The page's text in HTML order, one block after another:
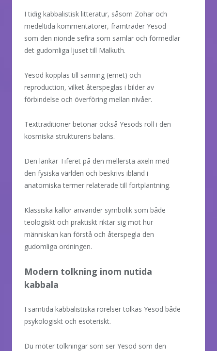
I tidig kabbalistisk litteratur, såsom Zohar och
medeltida kommentatorer, framträder Yesod
som den nionde sefira som samlar och förmedlar
det gudomliga ljuset till Malkuth.
Yesod kopplas till sanning (emet) och
reproduction, vilket återspeglas i bilder av
förbindelse och överföring mellan nivåer.
Texttraditioner betonar också Yesods roll i den
kosmiska strukturens balans.
Den länkar Tiferet på den mellersta axeln med
den fysiska världen och beskrivs ibland i
anatomiska termer relaterade till fortplantning.
Klassiska källor använder symbolik som både
teologiskt och praktiskt riktar sig mot hur
människan kan förstå och återspegla den
gudomliga ordningen.
Modern tolkning inom nutida
kabbala
I samtida kabbalistiska rörelser tolkas Yesod både
psykologiskt och esoteriskt.
Du möter tolkningar som ser Yesod som den